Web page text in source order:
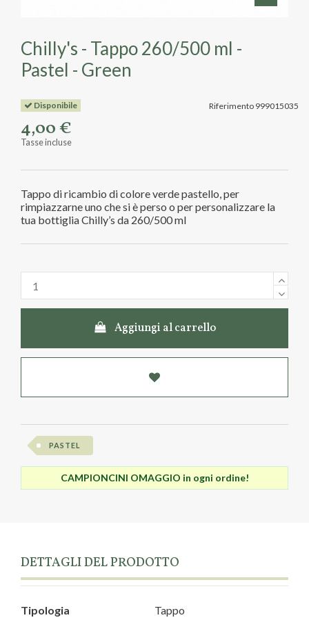
Chilly's - Tappo 260/500 ml -
Pastel - Green
Riferimento 999015035
Disponibile
4,00 €
Tasse incluse
Tappo di ricambio di colore verde pastello, per
rimpiazzarne uno che si è perso o per personalizzare la
tua bottiglia Chilly’s da 260/500 ml
Aggiungi al carrello
PASTEL
CAMPIONCINI OMAGGIO in ogni ordine!
DETTAGLI DEL PRODOTTO
Tipologia Tappo